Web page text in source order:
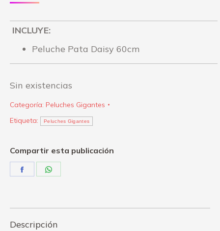
INCLUYE:
Peluche Pata Daisy 60cm
Sin existencias
Categoría: Peluches Gigantes
Etiqueta:
Peluches Gigantes
Compartir esta publicación
Share
Descripción